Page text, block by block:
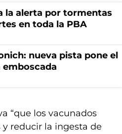
la alerta por tormentas
en toda la PBA
nueva pista pone el
emboscada
“que los vacunados
reducir la ingesta de